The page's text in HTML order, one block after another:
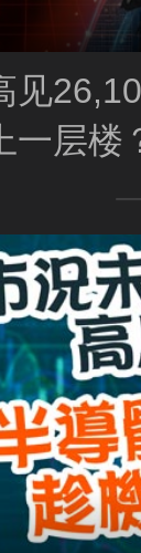
见
一层楼
新用